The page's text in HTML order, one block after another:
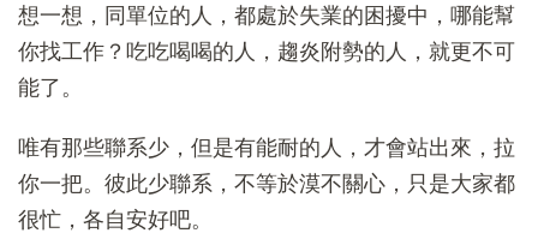
想一想，同單位的人，都處於失業的困擾中，哪能幫
你找工作？吃吃喝喝的人，趨炎附勢的人，就更不可
能了。
唯有那些聯系少，但是有能耐的人，才會站出來，拉
你一把。彼此少聯系，不等於漠不關心，只是大家都
很忙，各自安好吧。